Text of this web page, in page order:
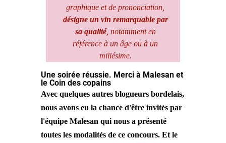
graphique et de prononciation,
désigne un vin remarquable par
sa qualité, notamment en
référence à un âge ou à un
millésime.
Une soirée réussie. Merci à Malesan et
le Coin des copains
Avec quelques autres blogueurs bordelais,
nous avons eu la chance d'être invités par
l'équipe Malesan qui nous a présenté
toutes les modalités de ce concours. Et le